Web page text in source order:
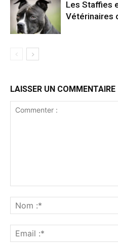
Les Staffies
Vétérinaires
LAISSER UN COMMENTAIRE